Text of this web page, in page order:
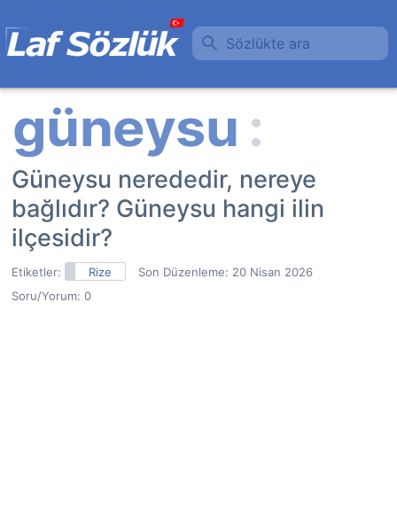
Sözlükte ara
Güneysu nerededir, nereye
bağlıdır? Güneysu hangi ilin
ilçesidir?
Etiketler: Rize Son Düzenleme: 20 Nisan 2026
Soru/Yorum: 0